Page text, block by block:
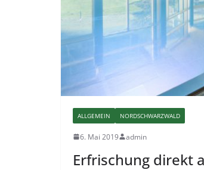
ALLGEMEIN NORDSCHWARZWALD
6. Mai 2019 admin
Erfrischung direkt